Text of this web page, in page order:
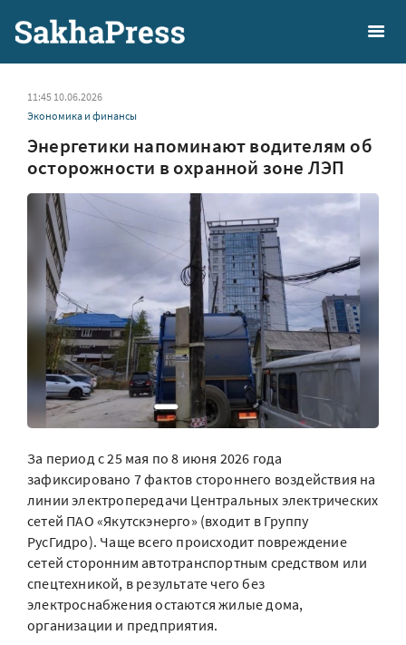
11:45 10.06.2026
Экономика и финансы
Энергетики напоминают водителям об
осторожности в охранной зоне ЛЭП
За период с 25 мая по 8 июня 2026 года
зафиксировано 7 фактов стороннего воздействия на
линии электропередачи Центральных электрических
сетей ПАО «Якутскэнерго» (входит в Группу
РусГидро). Чаще всего происходит повреждение
сетей сторонним автотранспортным средством или
спецтехникой, в результате чего без
электроснабжения остаются жилые дома,
организации и предприятия.